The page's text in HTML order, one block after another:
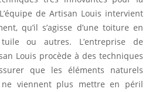
de Artisan Louis intervient
qu’il s’agisse d’une toiture en
ou autres. L’entreprise de
Louis procède à des techniques
que les éléments naturels
viennent plus mettre en péril